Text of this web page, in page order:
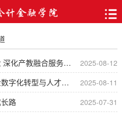
2025-08-12
会计学院赴聊城调研粮食企业 深化产教融合服务地方经济
2025-08-11
会计学院与蒙牛集团共探财金数字化转型与人才培养
2025-07-31
路